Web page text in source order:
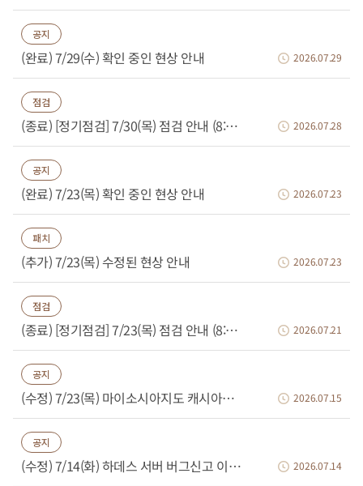
공지
(완료) 7/29(수) 확인 중인 현상 안내 2026.07.29
점검
(종료) [정기점검] 7/30(목) 점검 안내 (8:00~9:25) 2026.07.28
공지
(완료) 7/23(목) 확인 중인 현상 안내 2026.07.23
패치
(추가) 7/23(목) 수정된 현상 안내 2026.07.23
점검
(종료) [정기점검] 7/23(목) 점검 안내 (8:00~9:50) 2026.07.21
공지
(수정) 7/23(목) 마이소시아지도 캐시아이템 판매 종료 안내 2026.07.15
공지
(수정) 7/14(화) 하데스 서버 버그신고 이벤트 안내 2026.07.14